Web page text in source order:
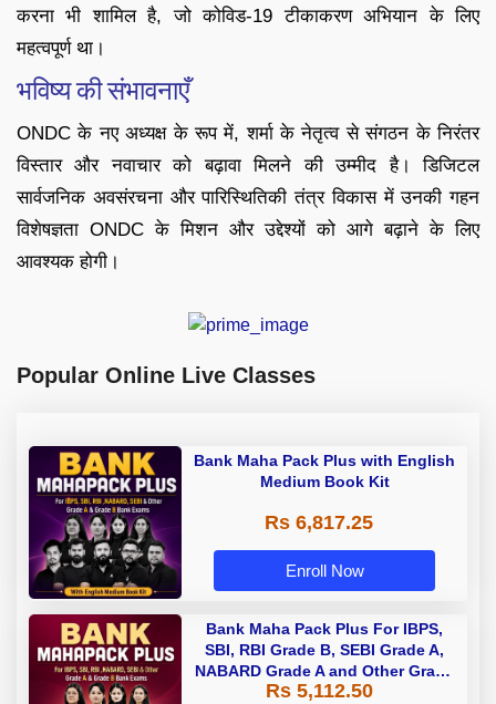
करना भी शामिल है, जो कोविड-19 टीकाकरण अभियान के लिए
महत्वपूर्ण था।
भविष्य की संभावनाएँ
ONDC के नए अध्यक्ष के रूप में, शर्मा के नेतृत्व से संगठन के निरंतर
विस्तार और नवाचार को बढ़ावा मिलने की उम्मीद है। डिजिटल
सार्वजनिक अवसंरचना और पारिस्थितिकी तंत्र विकास में उनकी गहन
विशेषज्ञता ONDC के मिशन और उद्देश्यों को आगे बढ़ाने के लिए
आवश्यक होगी।
Popular Online Live Classes
Bank Maha Pack Plus with English
Medium Book Kit
Rs 6,817.25
Enroll Now
Bank Maha Pack Plus For IBPS,
SBI, RBI Grade B, SEBI Grade A,
NABARD Grade A and Other Grade
A & Grade B Bank Exams
Rs 5,112.50